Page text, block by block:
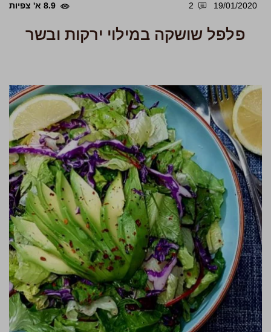
19/01/2020
2 8.9 א' צפיות
פלפל שושקה במילוי ירקות ובשר